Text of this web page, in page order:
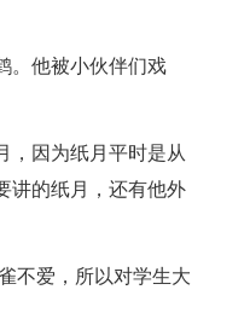
。他被小伙伴们戏
，因为纸月平时是从
讲的纸月，还有他外
不爱，所以对学生大